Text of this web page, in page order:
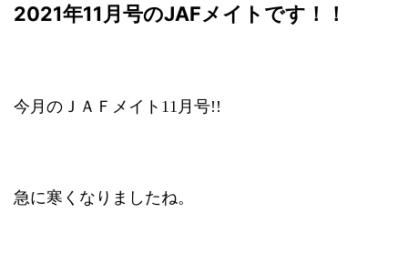
2021年11月号のJAFメイトです！！
今月のＪＡＦメイト11月号!!
急に寒くなりましたね。